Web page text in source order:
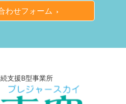
わせフォーム
支援B型事業所